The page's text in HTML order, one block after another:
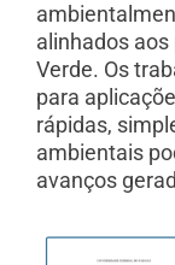
alinhados
Verde. Os
para
rápidas,
ambientais
avanços